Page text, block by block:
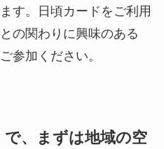
す。日頃カードをご利用
の関わりに興味のある
参加ください。
で、まずは地域の空